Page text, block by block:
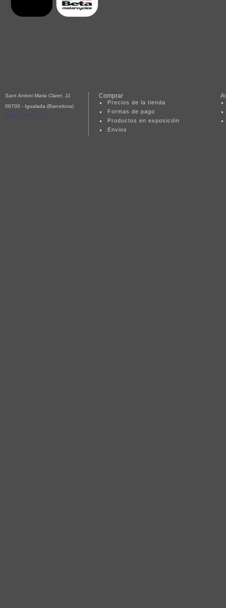
Sant Antoni Maria Claret, 11
08700 - Igualada (Barcelona)
Mapa y dirección
Comprar
Precios de la tienda
Formas de pago
Productos en exposición
Envios